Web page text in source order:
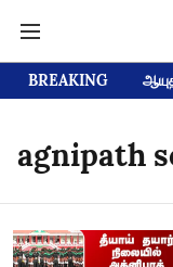
BREAKING
agnipath